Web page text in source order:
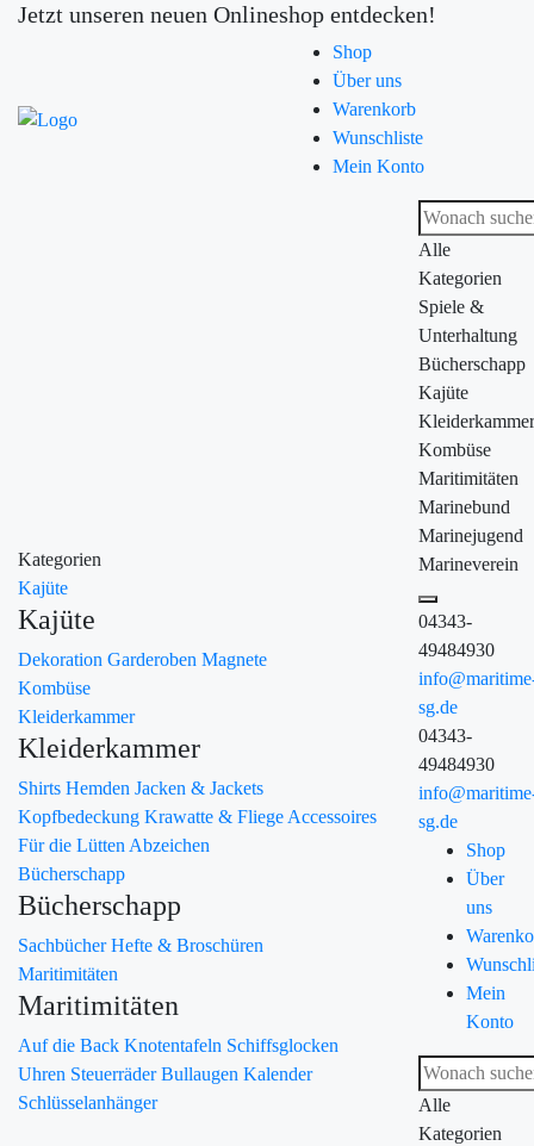
Jetzt unseren neuen Onlineshop entdecken!
Shop
Über uns
Warenkorb
Wunschliste
Mein Konto
Kategorien
Kajüte
Kajüte
Dekoration Garderoben Magnete
Kombüse
Kleiderkammer
Kleiderkammer
Shirts Hemden Jacken & Jackets
Kopfbedeckung Krawatte & Fliege Accessoires
Für die Lütten Abzeichen
Bücherschapp
Bücherschapp
SachbücherHefte & Broschüren
Maritimitäten
Maritimitäten
Auf die Back Knotentafeln Schiffsglocken
Uhren SteuerräderBullaugen Kalender
Schlüsselanhänger
Alle
Kategorien
Spiele &
Unterhaltung
Bücherschapp
Kajüte
Kleiderkammer
Kombüse
Maritimitäten
Marinebund
Marinejugend
Marineverein
04343-
49484930
sg.de
04343-
49484930
sg.de
Shop
Über
uns
Mein
Konto
Alle
Kategorien